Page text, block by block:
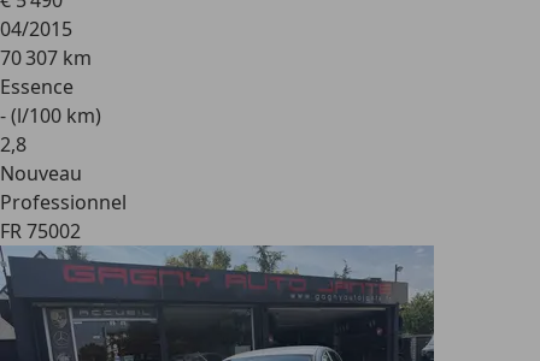
04/2015
70 307 km
Essence
- (l/100 km)
2,8
Nouveau
Professionnel
FR 75002